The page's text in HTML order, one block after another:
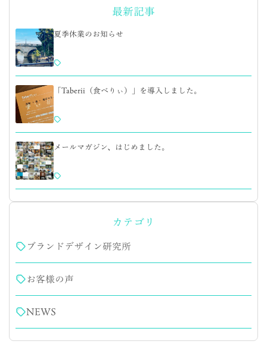
カテゴリ
ブランドデザイン研究所
お客様の声
NEWS
最新記事
夏季休業のお知らせ
「Taberii（食べりぃ）」を導入しました。
メールマガジン、はじめました。